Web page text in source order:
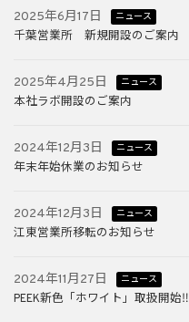
2025年6月17日 ニュース
千葉営業所 新規開設のご案内
2025年4月25日 ニュース
本社ラボ開設のご案内
2024年12月3日 ニュース
年末年始休業のお知らせ
2024年12月3日 ニュース
江東営業所移転のお知らせ
2024年11月27日 ニュース
PEEK新色「ホワイト」取扱開始‼